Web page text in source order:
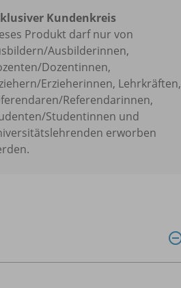
Kundenkreis
Produkt darf nur von
Ausbilderinnen,
Dozentinnen,
Erzieherinnen, Lehrkräften,
Referendarinnen,
Studentinnen und
erworben